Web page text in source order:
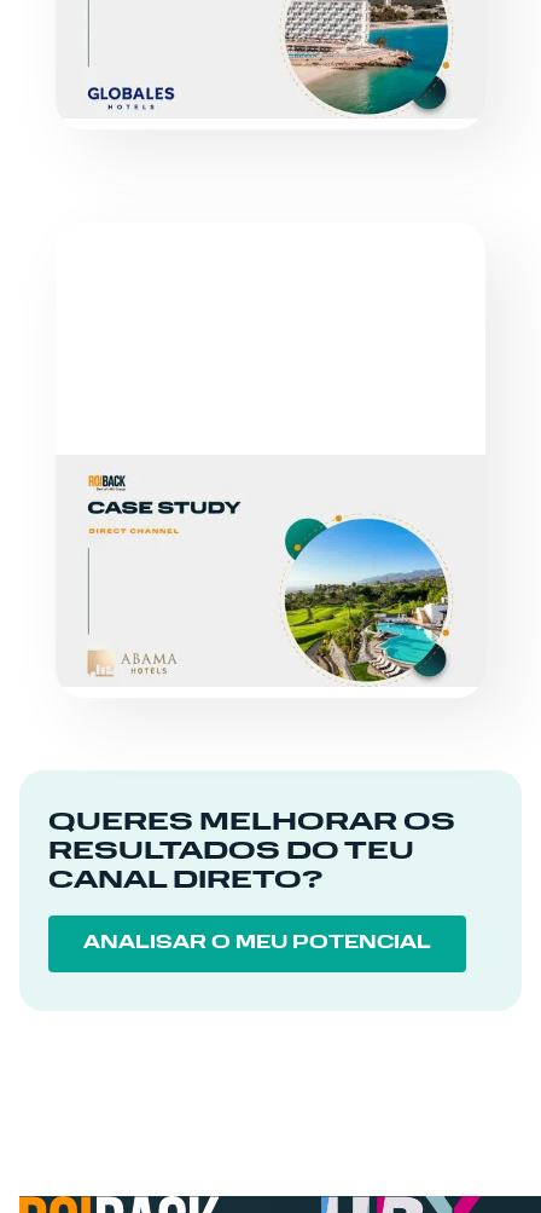
LER MAIS
ESTUDOS DE CASO
ABAMA HOTELS
LER MAIS
QUERES MELHORAR OS
RESULTADOS DO TEU
CANAL DIRETO?
ANALISAR O MEU POTENCIAL